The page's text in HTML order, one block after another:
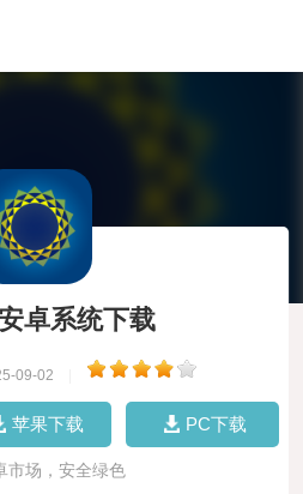
卓系统下载
09-02
苹果下载 PC下载
市场，安全绿色